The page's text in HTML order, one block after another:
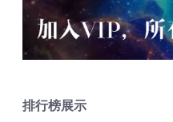
排行榜展示